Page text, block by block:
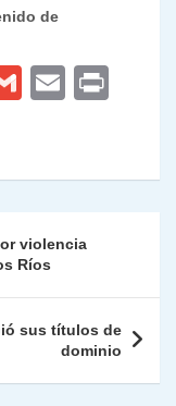
de
G
l
E
l
violencia
Ríos
sus títulos de
dominio